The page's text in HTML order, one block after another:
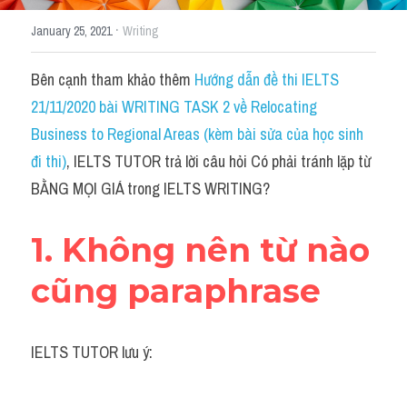
Line graph
Bar chart
Đề thi thật IELTS GENERAL
Task 2
Từ vựng theo topic
Grammar
Map
Cam
January 25, 2021· Writing
Bên cạnh tham khảo thêm Hướng dẫn đề thi IELTS
21/11/2020 bài WRITING TASK 2 về Relocating
Business to Regional Areas (kèm bài sửa của học sinh
đi thi), IELTS TUTOR trả lời câu hỏi Có phải tránh lặp từ
BẰNG MỌI GIÁ trong IELTS WRITING?
1. Không nên từ nào
cũng paraphrase
IELTS TUTOR lưu ý: